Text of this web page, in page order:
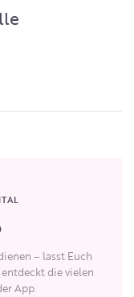
– lasst Euch
die vielen
App.